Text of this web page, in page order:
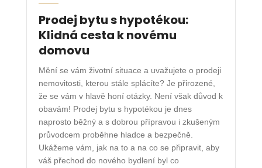
Prodej bytu s hypotékou:
Klidná cesta k novému
domovu
Mění se vám životní situace a uvažujete o prodeji
nemovitosti, kterou stále splácíte? Je přirozené,
že se vám v hlavě honí otázky. Není však důvod k
obavám! Prodej bytu s hypotékou je dnes
naprosto běžný a s dobrou přípravou i zkušeným
průvodcem proběhne hladce a bezpečně.
Ukážeme vám, jak na to a na co se připravit, aby
váš přechod do nového bydlení byl co